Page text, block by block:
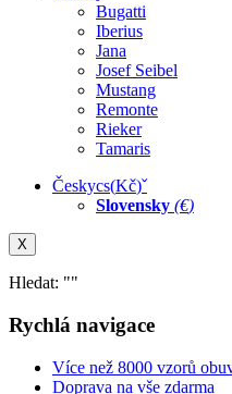
Bugatti
Iberius
Jana
Josef Seibel
Mustang
Remonte
Rieker
Tamaris
Českycs(Kč)ˇ
Slovensky (€)
X
Hledat: ""
Rychlá navigace
Více než 8000 vzorů
Doprava na vše zdarma